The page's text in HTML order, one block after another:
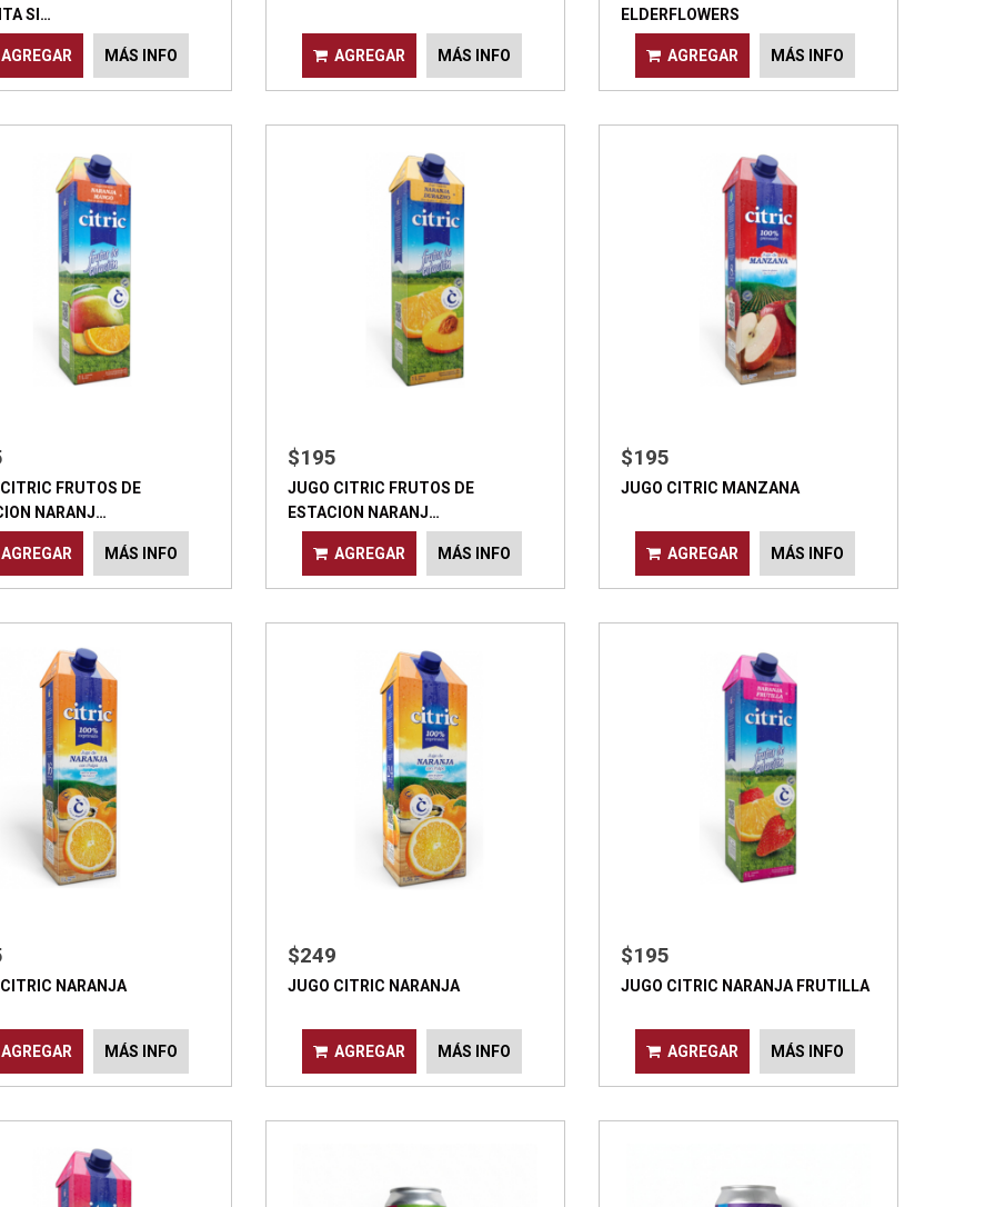
SI…
AGREGAR MÁS INFO AGREGAR MÁS INFO
ELDERFLOWERS
AGREGAR MÁS INFO
FRUTOS DE
NARANJ…
AGREGAR MÁS INFO
$195
JUGO CITRIC FRUTOS DE
ESTACION NARANJ…
AGREGAR MÁS INFO
$195
JUGO CITRIC MANZANA
AGREGAR MÁS INFO
NARANJA
AGREGAR MÁS INFO
$249
JUGO CITRIC NARANJA
AGREGAR MÁS INFO
$195
JUGO CITRIC NARANJA FRUTILLA
AGREGAR MÁS INFO